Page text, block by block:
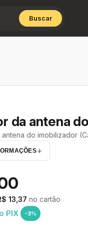
Buscar
da antena
do imobilizador
13,37 no cartão
PIX -3%